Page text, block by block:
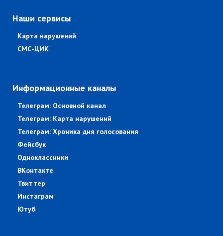
Наши сервисы
Карта нарушений
СМС-ЦИК
Информационные каналы
Телеграм: Основной канал
Телеграм: Карта нарушений
Телеграм: Хроника дня голосования
Фейсбук
Одноклассники
ВКонтакте
Твиттер
Инстаграм
Ютуб